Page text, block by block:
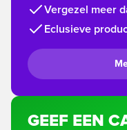
Vergezel meer
Eclusieve
GEEF EEN